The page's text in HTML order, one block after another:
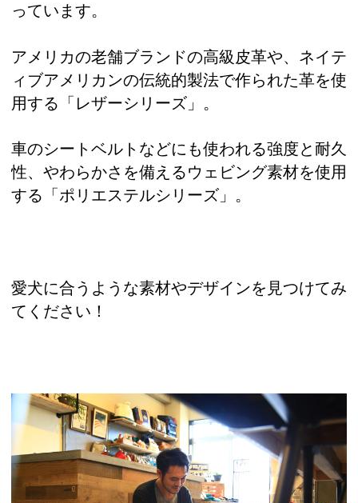
っています。
アメリカの老舗ブランドの高級皮革や、ネイテ
ィブアメリカンの伝統的製法で作られた革を使
用する「レザーシリーズ」。
車のシートベルトなどにも使われる強度と耐久
性、やわらかさを備えるウェビング素材を使用
する「ポリエステルシリーズ」。
愛犬に合うような素材やデザインを見つけてみ
てください！